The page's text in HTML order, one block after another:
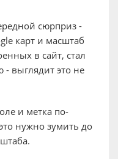
сюрприз -
карт и масштаб
в сайт, стал
выглядит это не
и метка по-
нужно зумить до